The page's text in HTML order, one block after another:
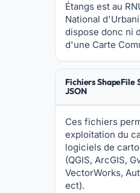
Étangs est au
National
dispose donc ni
d'une Carte
Fichiers ShapeFile
JSON
Ces fichiers
exploitation du
logiciels de
(QGIS, ArcGIS,
VectorWorks,
ect).